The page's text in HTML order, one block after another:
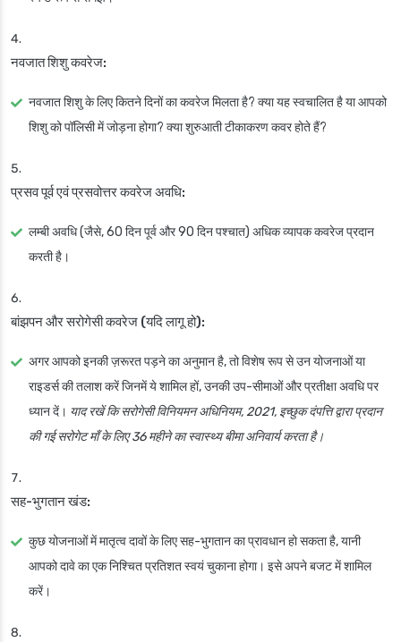
नवजात शिशु कवरेज:
नवजात शिशु के लिए कितने दिनों का कवरेज मिलता है? क्या यह स्वचालित है या आपको
शिशु को पॉलिसी में जोड़ना होगा? क्या शुरुआती टीकाकरण कवर होते हैं?
प्रसव पूर्व एवं प्रसवोत्तर कवरेज अवधि:
लम्बी अवधि (जैसे, 60 दिन पूर्व और 90 दिन पश्चात) अधिक व्यापक कवरेज प्रदान
करती है।
बांझपन और सरोगेसी कवरेज (यदि लागू हो):
अगर आपको इनकी ज़रूरत पड़ने का अनुमान है, तो विशेष रूप से उन योजनाओं या
राइडर्स की तलाश करें जिनमें ये शामिल हों, उनकी उप-सीमाओं और प्रतीक्षा अवधि पर
ध्यान दें। याद रखें कि सरोगेसी विनियमन अधिनियम, 2021, इच्छुक दंपत्ति द्वारा प्रदान
की गई सरोगेट माँ के लिए 36 महीने का स्वास्थ्य बीमा अनिवार्य करता है।
सह-भुगतान खंड:
कुछ योजनाओं में मातृत्व दावों के लिए सह-भुगतान का प्रावधान हो सकता है, यानी
आपको दावे का एक निश्चित प्रतिशत स्वयं चुकाना होगा। इसे अपने बजट में शामिल
करें।